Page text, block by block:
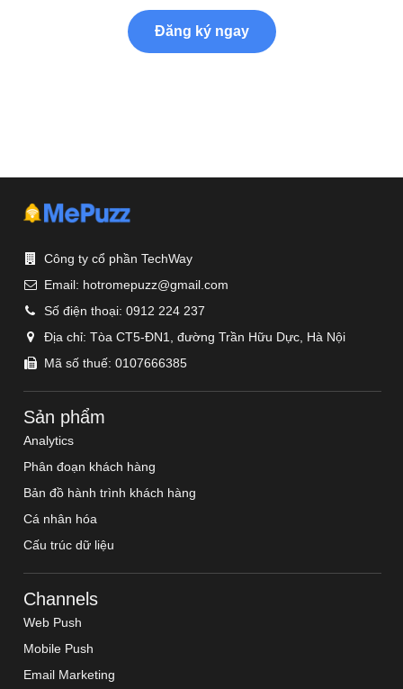
Đăng ký ngay
Công ty cổ phần TechWay
Email: hotromepuzz@gmail.com
Số điện thoại: 0912 224 237
Địa chỉ: Tòa CT5-ĐN1, đường Trần Hữu Dực, Hà Nội
Mã số thuế: 0107666385
Sản phẩm
Analytics
Phân đoạn khách hàng
Bản đồ hành trình khách hàng
Cá nhân hóa
Cấu trúc dữ liệu
Channels
Web Push
Mobile Push
Email Marketing